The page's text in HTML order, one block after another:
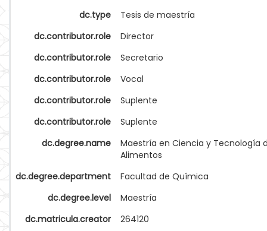
dc.type
Tesis de maestría
dc.contributor.role
Director
dc.contributor.role
Secretario
dc.contributor.role
Vocal
dc.contributor.role
Suplente
dc.contributor.role
Suplente
dc.degree.name
Maestría en Ciencia y Tecnología
Alimentos
dc.degree.department
Facultad de Química
dc.degree.level
Maestría
dc.matricula.creator
264120